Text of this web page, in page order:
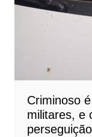
Criminoso
militares, e
perseguição